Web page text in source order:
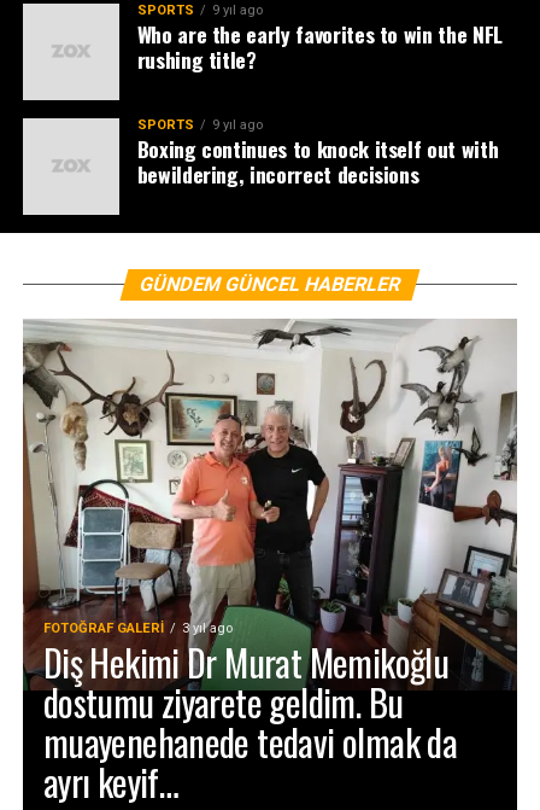
SPORTS 9 yıl ago
Who are the early favorites to win the NFL
rushing title?
SPORTS 9 yıl ago
Boxing continues to knock itself out with
bewildering, incorrect decisions
GÜNDEM GÜNCEL HABERLER
FOTOĞRAF GALERI 3 yıl ago
Diş Hekimi Dr Murat Memikoğlu
dostumu ziyarete geldim. Bu
muayenehanede tedavi olmak da
ayrı keyif…